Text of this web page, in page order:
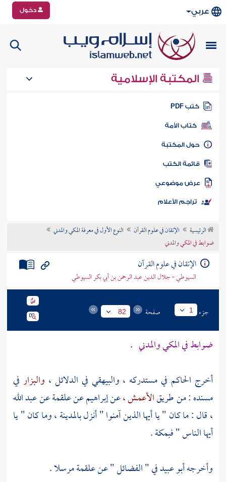
عربي دخول
المكتبة الإسلامية
كتب PDF
كتاب الأمة
المكتبة
الكتب
موضوعي
تراجم الأعلام
الرئيسية الإتقان في علوم القرآن
النوع الأول في معرفة المكي والمدني
ضوابط في المكي والمدني
الإتقان في علوم القرآن
السيوطي - جلال الدين عبد الرحمن بن أبي بكر السيوطي
جزء 1 صفحة 82
ضوابط في المكي والمدني .
أخرج الحاكم في مستدركه ، والبيهقي في الدلائل ، والبزار في
مسنده : من طريقالأعمش ،عنإبراهيمعنعلقمةعنعبد الله
، قال : ما كان " يا أيها الذين آمنوا " أنزلبالمدينة، وما كان " يا
أيها الناس "فبمكة.
وأخرجهأبو عبيدفي " الفضائل " عنعلقمةمرسلا .